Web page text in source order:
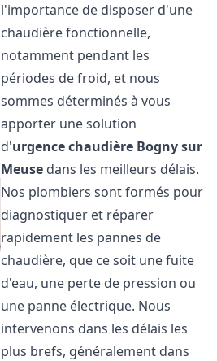
l'importance de disposer d'une
chaudière fonctionnelle,
notamment pendant les
périodes de froid, et nous
sommes déterminés à vous
apporter une solution
d'urgence chaudière Bogny sur
Meuse dans les meilleurs délais.
Nos plombiers sont formés pour
diagnostiquer et réparer
rapidement les pannes de
chaudière, que ce soit une fuite
d'eau, une perte de pression ou
une panne électrique. Nous
intervenons dans les délais les
plus brefs, généralement dans